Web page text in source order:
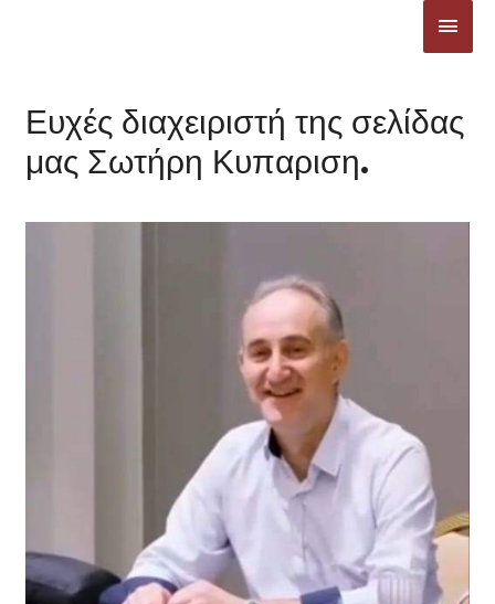
Ευχές διαχειριστή της σελίδας
μας Σωτήρη Κυπαριση.